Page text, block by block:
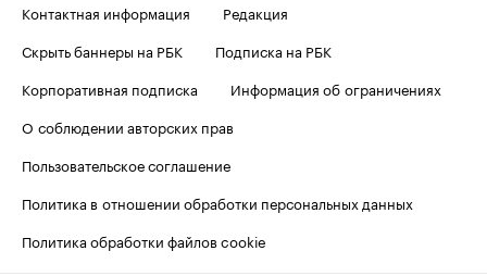
Контактная информация
Редакция
Скрыть баннеры на РБК
Подписка на РБК
Корпоративная подписка
Информация об ограничениях
О соблюдении авторских прав
Пользовательское соглашение
Политика в отношении обработки персональных данных
Политика обработки файлов cookie